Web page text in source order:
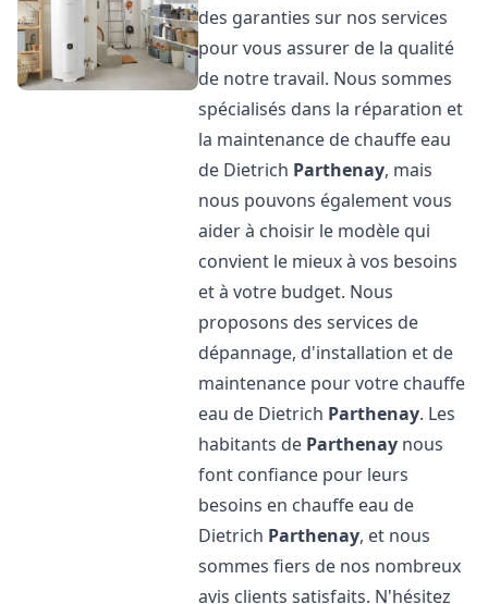
des garanties sur nos services
pour vous assurer de la qualité
de notre travail. Nous sommes
spécialisés dans la réparation et
la maintenance de chauffe eau
de Dietrich Parthenay, mais
nous pouvons également vous
aider à choisir le modèle qui
convient le mieux à vos besoins
et à votre budget. Nous
proposons des services de
dépannage, d'installation et de
maintenance pour votre chauffe
eau de Dietrich Parthenay. Les
habitants de Parthenay nous
font confiance pour leurs
besoins en chauffe eau de
Dietrich Parthenay, et nous
sommes fiers de nos nombreux
avis clients satisfaits. N'hésitez